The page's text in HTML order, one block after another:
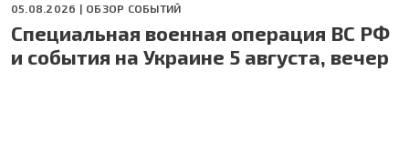
05.08.2026 | ОБЗОР СОБЫТИЙ
Специальная военная операция ВС РФ
и события на Украине 5 августа, вечер